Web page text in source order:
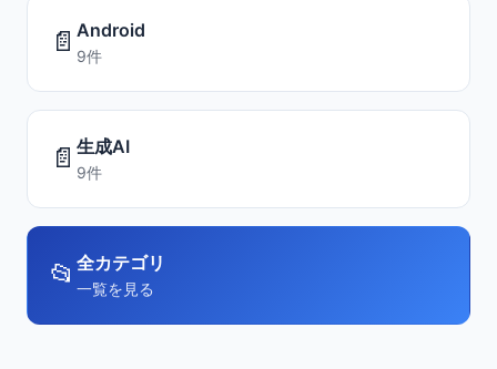
📄 Android
9件
📄 生成AI
9件
📂 全カテゴリ
一覧を見る